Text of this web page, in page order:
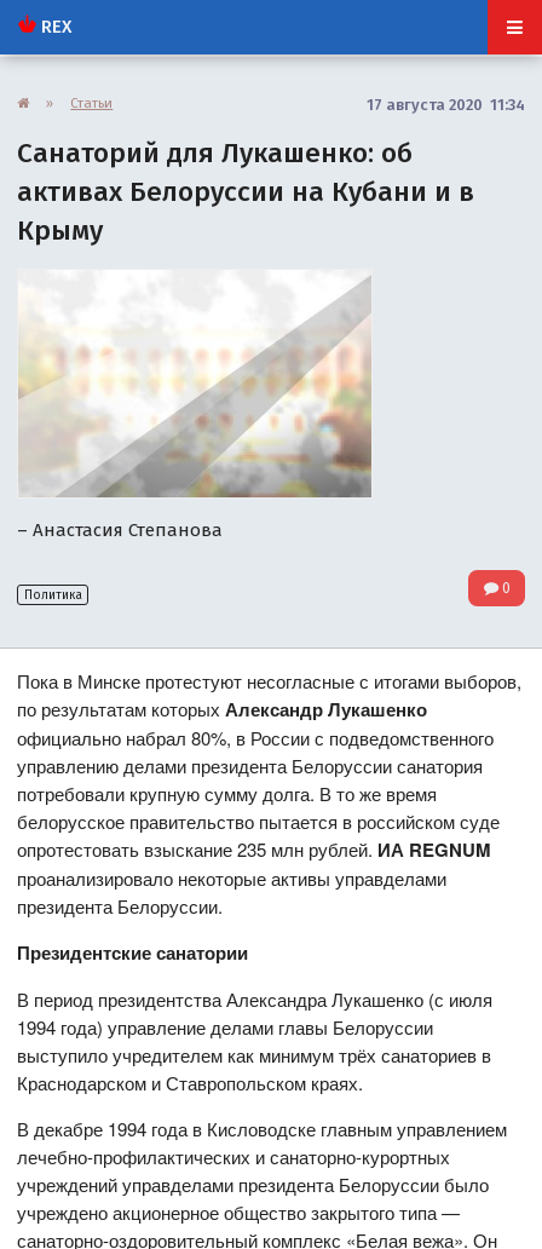
REX
» Статьи 17 августа 2020 11:34
Санаторий для Лукашенко: об
активах Белоруссии на Кубани и в
Крыму
– Анастасия Степанова
Политика 0
Пока в Минске протестуют несогласные с итогами выборов,
по результатам которыхАлександр Лукашенко
официально набрал 80%, в России с подведомственного
управлению делами президента Белоруссии санатория
потребовали крупную сумму долга. В то же время
белорусское правительство пытается в российском суде
опротестовать взыскание 235 млн рублей. ИА REGNUM
проанализировало некоторые активы управделами
президента Белоруссии.
Президентские санатории
В период президентства Александра Лукашенко (с июля
1994 года) управление делами главы Белоруссии
выступило учредителем как минимум трёх санаториев в
Краснодарском и Ставропольском краях.
В декабре 1994 года в Кисловодске главным управлением
лечебно-профилактических и санаторно-курортных
учреждений управделами президента Белоруссии было
учреждено акционерное общество закрытого типа —
санаторно-оздоровительный комплекс «Белая вежа». Он